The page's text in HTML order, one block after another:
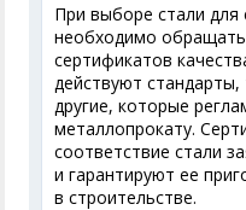
При выборе стали для
необходимо
сертификатов
действуют
другие, которые
металлопрокату.
соответствие стали
и гарантируют ее
в строительстве.